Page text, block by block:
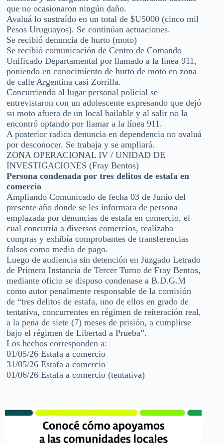
que no ocasionaron ningún daño.
Avaluá lo sustraído en un total de $U5000 (cinco mil
Pesos Uruguayos). Se continúan actuaciones.
Se recibió denuncia de hurto (moto)
Se recibió comunicación de Centro de Comando
Unificado Departamental por llamado a la linea 911,
poniendo en conocimiento de hurto de moto en zona
de calle Argentina casi Zorrilla.
Concurriendo al lugar personal policial se
entrevistaron con un adolescente expresando que dejó
su moto afuera de un local bailable y al salir no la
encontró optando por llamar a la línea 911.
A posterior radica denuncia en dependencia no avaluá
por desconocer. Se trabaja y se ampliará.
ZONA OPERACIONAL IV / UNIDAD DE
INVESTIGACIONES (Fray Bentos)
Persona condenada por tres delitos de estafa en
comercio
Ampliando Comunicado de fecha 03 de Junio del
presente año donde se les informara de persona
emplazada por denuncias de estafa en comercio, el
cual concurría a diversos comercios, realizaba
compras y exhibía comprobantes de transferencias
falsos como medio de pago.
Luego de audiencia sin detención en Juzgado Letrado
de Primera Instancia de Tercer Turno de Fray Bentos,
mediante oficio se dispuso condenase a B.D.G.M
como autor penalmente responsable de la comisión
de “tres delitos de estafa, uno de ellos en grado de
tentativa, concurrentes en régimen de reiteración real,
a la pena de siete (7) meses de prisión, a cumplirse
bajo el régimen de Libertad a Prueba”.
Los hechos corresponden a:
01/05/26 Estafa a comercio
31/05/26 Estafa a comercio
01/06/26 Estafa a comercio (tentativa)